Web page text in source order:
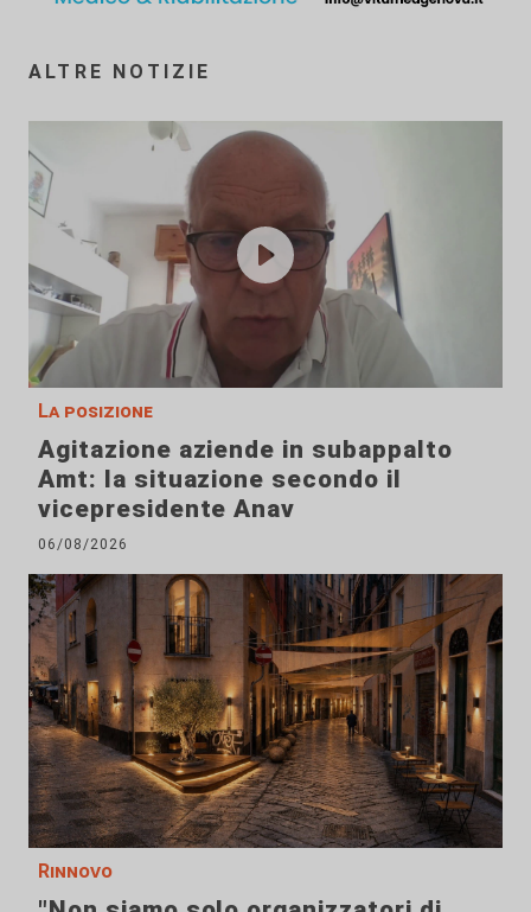
ALTRE NOTIZIE
La posizione
Agitazione aziende in subappalto
Amt: la situazione secondo il
vicepresidente Anav
06/08/2026
Rinnovo